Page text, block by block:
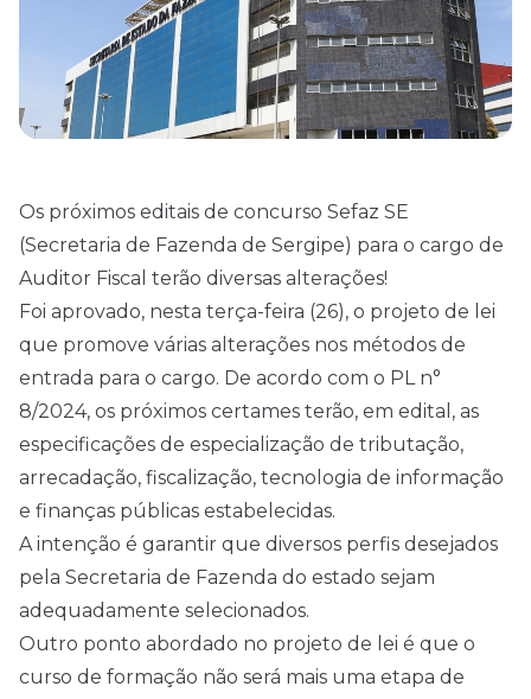
Os próximos editais de concurso Sefaz SE
(Secretaria de Fazenda de Sergipe) para o cargo de
Auditor Fiscal terão diversas alterações!
Foi aprovado, nesta terça-feira (26), o projeto de lei
que promove várias alterações nos métodos de
entrada para o cargo. De acordo com o PL n°
8/2024, os próximos certames terão, em edital , as
especificações de especialização de tributação,
arrecadação, fiscalização, tecnologia de informação
e finanças públicas estabelecidas.
A intenção é garantir que diversos perfis desejados
pela Secretaria de Fazenda do estado sejam
adequadamente selecionados.
Outro ponto abordado no projeto de lei é que o
curso de formação não será mais uma etapa de